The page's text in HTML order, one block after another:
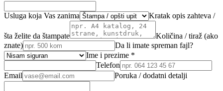
Usluga koja Vas zanima Kratak opis zahteva /
šta želite da štampate
Količina / tiraž (ako
znate)
Da li imate spreman fajl?
Ime i prezime *
Telefon
Email
Poruka / dodatni detalji